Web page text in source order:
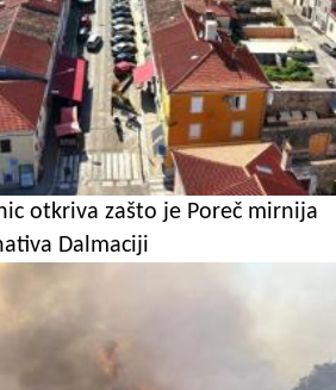
otkriva zašto je Poreč mirnija
Dalmaciji